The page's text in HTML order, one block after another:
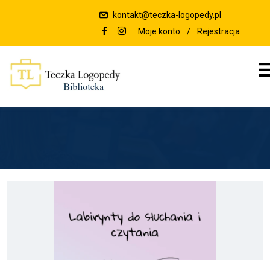
kontakt@teczka-logopedy.pl
Moje konto
/ Rejestracja